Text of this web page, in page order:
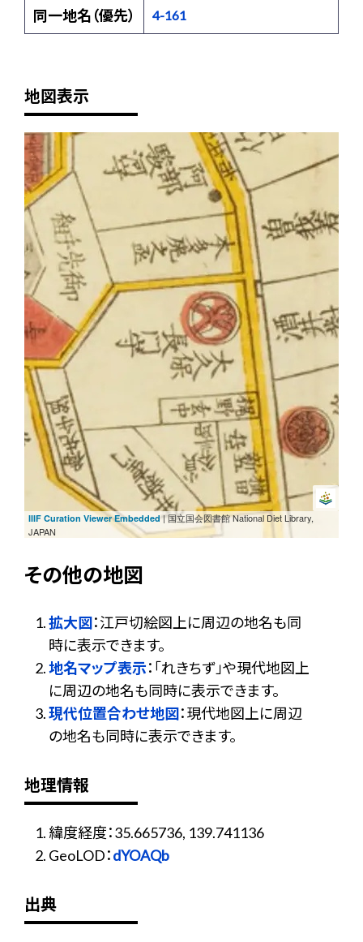
同一地名（優先）
4-161
地図表示
+
-
IIIF Curation Viewer Embedded| 国立国会図書館 National Diet Library,
JAPAN
その他の地図
拡大図：江戸切絵図上に周辺の地名も同
時に表示できます。
地名マップ表示：「れきちず」や現代地図上
に周辺の地名も同時に表示できます。
現代位置合わせ地図：現代地図上に周辺
の地名も同時に表示できます。
地理情報
緯度経度：35.665736, 139.741136
GeoLOD：dYOAQb
出典